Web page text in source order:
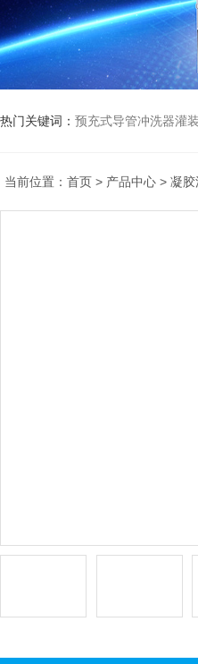
热门关键词： 预充式导管冲洗器灌
当前位置： 首页 > 产品中心 > 凝胶